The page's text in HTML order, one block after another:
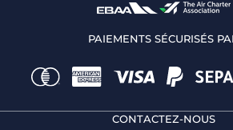
PAIEMENTS SÉCURISÉS
CONTACTEZ-NOUS